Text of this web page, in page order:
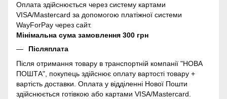
Оплата здійснюється через систему картами
VISA/Mastercard за допомогою платіжної системи
WayForPay через сайт.
Мінімальна сума замовлення 300 грн
Післяплата
Після отримання товару в транспортній компанії "НОВА
ПОШТА", покупець здійснює оплату вартості товару +
вартість доставки. Оплата у відділенні Нової Пошти
здійснюється готівкою або картами VISA/Mastercard.